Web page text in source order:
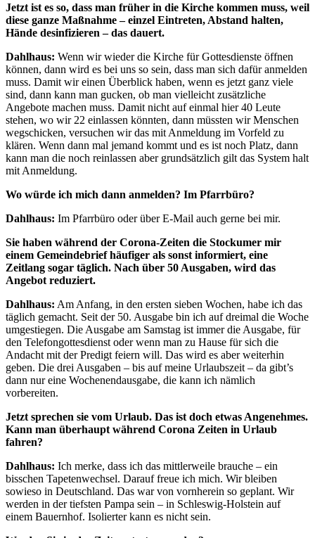
Jetzt ist es so, dass man früher in die Kirche kommen muss, weil
diese ganze Maßnahme – einzel Eintreten, Abstand halten,
Hände desinfizieren – das dauert.
Dahlhaus: Wenn wir wieder die Kirche für Gottesdienste öffnen
können, dann wird es bei uns so sein, dass man sich dafür anmelden
muss. Damit wir einen Überblick haben, wenn es jetzt ganz viele
sind, dann kann man gucken, ob man vielleicht zusätzliche
Angebote machen muss. Damit nicht auf einmal hier 40 Leute
stehen, wo wir 22 einlassen könnten, dann müssten wir Menschen
wegschicken, versuchen wir das mit Anmeldung im Vorfeld zu
klären. Wenn dann mal jemand kommt und es ist noch Platz, dann
kann man die noch reinlassen aber grundsätzlich gilt das System halt
mit Anmeldung.
Wo würde ich mich dann anmelden? Im Pfarrbüro?
Dahlhaus: Im Pfarrbüro oder über E-Mail auch gerne bei mir.
Sie haben während der Corona-Zeiten die Stockumer mir
einem Gemeindebrief häufiger als sonst informiert, eine
Zeitlang sogar täglich. Nach über 50 Ausgaben, wird das
Angebot reduziert.
Dahlhaus: Am Anfang, in den ersten sieben Wochen, habe ich das
täglich gemacht. Seit der 50. Ausgabe bin ich auf dreimal die Woche
umgestiegen. Die Ausgabe am Samstag ist immer die Ausgabe, für
den Telefongottesdienst oder wenn man zu Hause für sich die
Andacht mit der Predigt feiern will. Das wird es aber weiterhin
geben. Die drei Ausgaben – bis auf meine Urlaubszeit – da gibt’s
dann nur eine Wochenendausgabe, die kann ich nämlich
vorbereiten.
Jetzt sprechen sie vom Urlaub. Das ist doch etwas Angenehmes.
Kann man überhaupt während Corona Zeiten in Urlaub
fahren?
Dahlhaus: Ich merke, dass ich das mittlerweile brauche – ein
bisschen Tapetenwechsel. Darauf freue ich mich. Wir bleiben
sowieso in Deutschland. Das war von vornherein so geplant. Wir
werden in der tiefsten Pampa sein – in Schleswig-Holstein auf
einem Bauernhof. Isolierter kann es nicht sein.